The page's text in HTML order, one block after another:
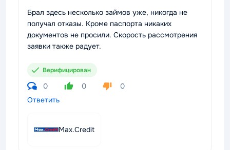
Брал здесь несколько займов уже, никогда не
получал отказы. Кроме паспорта никаких
документов не просили. Скорость рассмотрения
заявки также радует.
Верифицирован
0 0
0
Ответить
Max.Credit